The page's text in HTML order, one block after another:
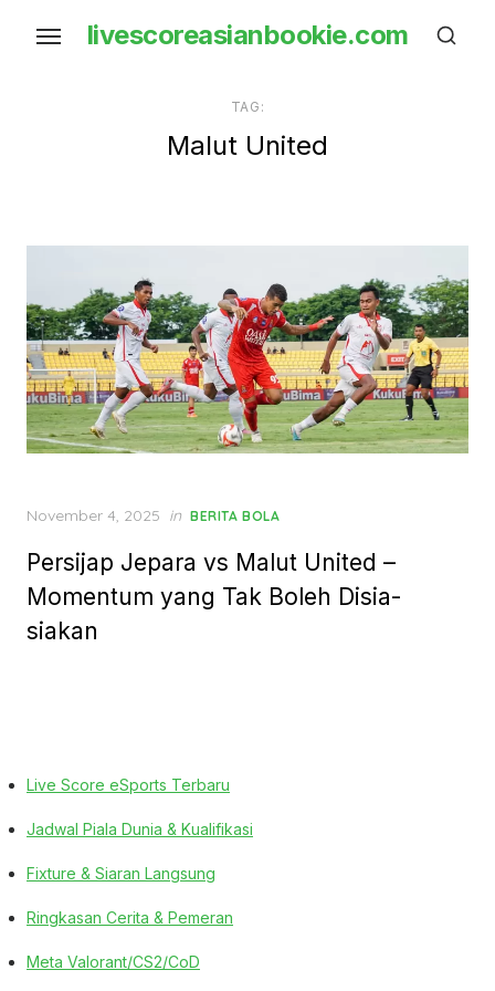
livescoreasianbookie.com
TAG:
Malut United
Posted
November 4, 2025 in BERITA BOLA
Persijap Jepara vs Malut United –
Momentum yang Tak Boleh Disia-
siakan
Live Score eSports Terbaru
Jadwal Piala Dunia & Kualifikasi
Fixture & Siaran Langsung
Ringkasan Cerita & Pemeran
Meta Valorant/CS2/CoD